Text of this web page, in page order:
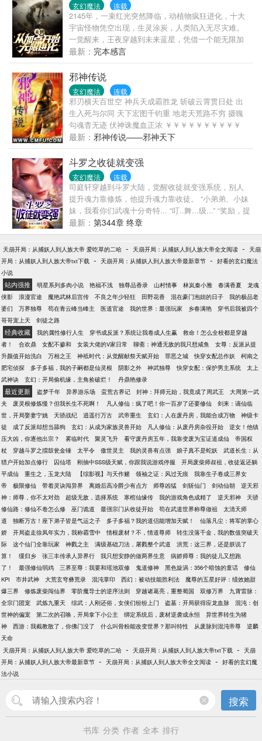
玄幻魔法 连载
2145年，一束红光突然降临，动植物疯狂进化，十大
宇宙怪物凭空出现，生灵涂炭，人类陷入无尽灾难。
一觉醒来，王夜穿越到未来蓝星，凭借一个能无限加
点的天赋（外挂），在末世中草根崛起，力挽狂澜，
一步步破开死局，揭开幕后黑手真面目…… 开启征战
万族，成为人族首领，宇宙最强者的一段不朽传奇。
快节奏爽文，世界观庞大，主角真男人?超勇的！（你
们懂的） ———— 已有万订精品老书《火炼星空》，
《刀碎星河》，《超勇的我随身带着英雄世界》，稳
定更新，请放心收藏观看。
最新： 完本感言
邪神传说
玄幻魔法 连载
邪刃横天百世空 神兵天成霸胜龙 斩破云霄贯日处 出
生入死与尔同 天下宏图千钧重 地老天荒路不穷 摄魄
勾魂杳无迹 伏神诛魔血正浓 ￥￥￥￥￥￥￥￥￥￥
这是一首藏头诗，看看兄弟们能不能找出这首诗的奥
妙之处！ 另外，望大家多多支持老云，多砸老云，谢
谢大家了！
最新： 邪神传说——邪神天下
斗罗之收徒就变强
玄幻魔法 连载
司庭轩穿越到斗罗大陆，觉醒收徒就变强系统，别人
提升魂力靠修炼，他提升魂力靠收徒。 “小弟弟、小妹
妹，我看你们武魂十分奇特... “叮..舞...级...” “奖励，提
升宿主三级魂力。魂骨一块，武学九阳神功，九阴真
经，寒冰掌，火神掌！武魂融合器一份！” “叮，使用
武魂融合器...火两人武魂匹配度提升，可以使用武魂
融合技.. 粉丝群1：304623681 已有老书【斗罗之先天
最新： 第344章 终章
天崩开局：从捕妖人到人族大帝 爱吃草的二哈 - 天崩开局：从捕妖人到人族大帝全文阅读 - 天崩
开局：从捕妖人到人族大帝txt下载 - 天崩开局：从捕妖人到人族大帝最新章节 - 好看的玄幻魔法
小说
站内强推 明星系列多肉小说 艳福不浅 独尊品香录 山村情事 林岚秦小雅 春满香夏
龙魂
侠影
浪漫官途 魔艳武林后宫传 不良之年少轻狂 田野花香 混在豪门泡妞的日子
我的极品老
婆们
万界独尊 苟在青云峰当峰主 医道官途 我的世界：最强玩家 乡春满艳
穿书后我被四个
哥哥宠上天
剑徒之路
经典收藏 我的属性修行人生 穿书成反派？系统让我卷成人生赢
救命！怎么全校都是穿越
者！
合欢鼎 女配不掺和 女装大佬的V家日常 聊斋：神通无敌的我只想咸鱼
女尊：反派从提
升颜值开始洗白
万相之王 神袛时代：从觉醒献祭天赋开始 罪恶之城 快穿女配总作妖
柯南之
肥宅侦探
多子多福，我的子嗣都是仙灵根 阴影之外 神武独尊 快穿女配：保护男主系统
太上
武神诀
玄幻：开局偷机缘，主角捡破烂！ 丹鼎艳修录
最近更新 盗梦千年 异界游乐场 蛮荒古界记 封神：拜师元始，我竟成了周武王
大周第一武
夫
废灵根修炼慢？但我长生不死啊！ 凡人修仙：疯了吧！你一百岁了还要修仙
剑来：谪仙临
世，开局娶妻宁姚
天骄战纪 逍遥行万古 武帝重生 玄幻：人在废丹房，我能合成万物
神级卡
徒
成了反派却想当舔狗 玄幻：从成为家族灵兽开始 凡人修仙：从废丹房杂役开始
逆女！他镇
压大凶，你逐他出宗？
雾临时代 聚灵飞升 看守废丹房五年，我靠变废为宝证道成仙
帝国权
杖
穿越斗罗之擂鼓瓮金锤 太平令 傲世灵主 我的灵兽有点强 娘子真不是蛇妖
武道长生：从
猎户开始加点修行
囚仙塔 刚抽中SSS级天赋，你跟我说游戏停服
开局废柴师叔祖，收徒返还躺
平成仙
重生之，玉龙大陆 【综影视】与天作赌 领袖之证：风过无痕
我靠生子卷成三界女
帝
极限修仙 带着灵诀闯异界 离婚后高冷爵少有点方 师尊凶猛 剑斩仙门 剑动仙朝
逆天邪
神：师尊，你不太对劲
超级无敌，选择系统 寒棺仙缘传 我的游戏角色成精了 逆天邪神
天骄
修仙路：修仙不卷怎么修
巫门诡道 最强宗门从收徒开始 苟在武道世界称尊做祖
太清天师
道
独断万古！座下弟子皆是气运之子 多子多福？我的道侣能增加天赋！
仙落凡尘：将军的掌心
娇
开局盗走徐凤年实力，我称霸雪中 情根废材？不，情道尊师
转生没落千金，我的数值突破天
际
这个仙门全靠玩家 神戮之主 满级基础刀法，屠戮整个武道
洪荒：这三界，还是朕说了
算！
缓归乡 张三丰传承人异界行 我只想安静的做两界生意
病娇师尊：我的徒儿又想跑
了！
最强修仙弱鸡 三界至尊：我要和瑶池双修 鬼道修神 黑色旋涡：356个暗蚀的童话
修仙
KPI
市井武神 大荒玄穹彝荒录 混沌掌印 西幻：被动技能胜利法
魔尊的五星好评：绩效她甜
爆三界
修炼废柴闯仙界 零阶魔导士的逆序法则 穿越诸葛亮，重整蜀国 双修万界
九霄雷脉：
全宗门团宠
武炼九重天 综武：人刚还俗，女侠们纷纷上门 盗墓：开局获得应龙血脉
混沌：创
世神的偏宠
第二次的召唤，开局拿下小公主 绑定系统后，废材逆袭成永恒
异世界转生为猪
神
西游：我截教散了，你佛门没了 什么叫骨粉能改变世界？那叫特性 从废脉到混沌帝尊
逆麟
天命
天崩开局：从捕妖人到人族大帝 爱吃草的二哈 - 天崩开局：从捕妖人到人族大帝txt下载 - 天崩
开局：从捕妖人到人族大帝最新章节 - 天崩开局：从捕妖人到人族大帝全文阅读 - 好看的玄幻魔
法小说
搜索
书库 分类 作者 全本 排行